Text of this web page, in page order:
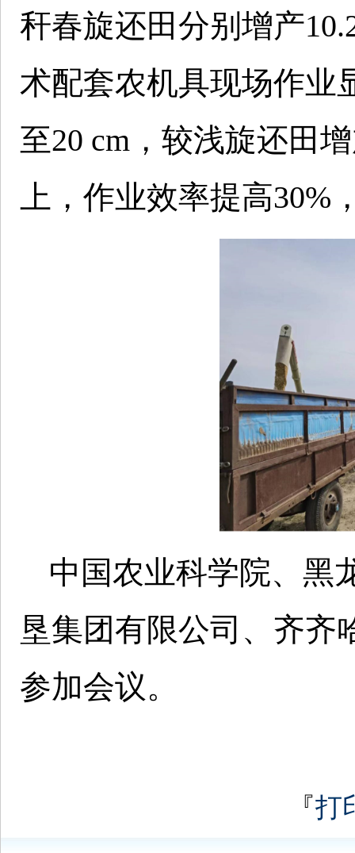
秆春旋还田分别增产
术配套农机具现场作业
至20 cm，较浅旋还田
上，作业效率提高30%
中国农业科学院、黑
垦集团有限公司、齐齐
参加会议。
『打